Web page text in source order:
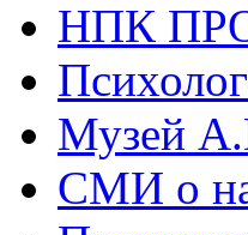
НПК
Музей
СМИ о